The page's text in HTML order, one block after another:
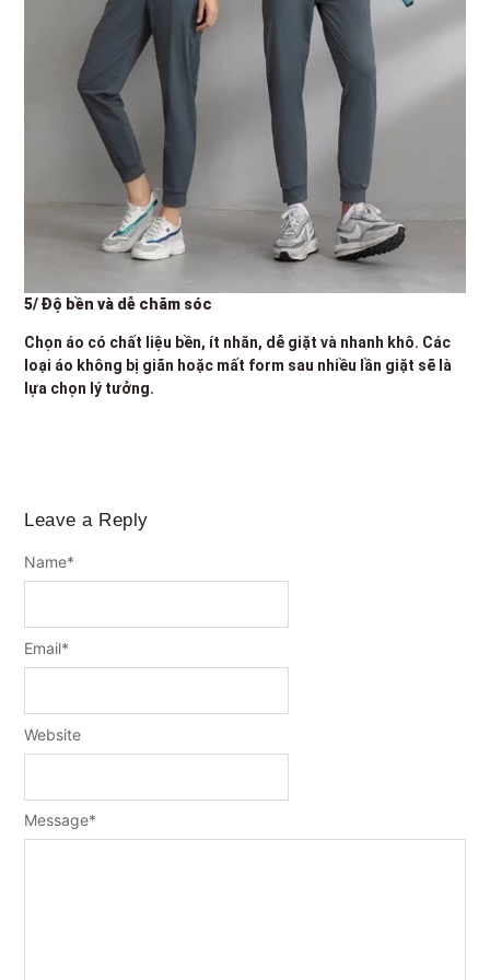
5/ Độ bền và dễ chăm sóc
Chọn áo có chất liệu bền, ít nhăn, dễ giặt và nhanh khô. Các
loại áo không bị giãn hoặc mất form sau nhiều lần giặt sẽ là
lựa chọn lý tưởng.
Leave a Reply
Message*
Name*
Email*
Website